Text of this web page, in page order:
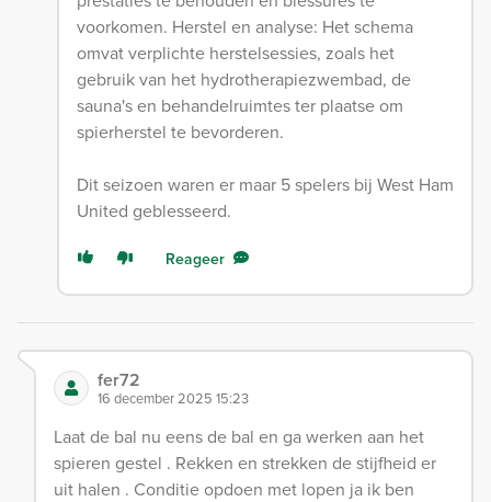
voorkomen. Herstel en analyse: Het schema
omvat verplichte herstelsessies, zoals het
gebruik van het hydrotherapiezwembad, de
sauna's en behandelruimtes ter plaatse om
spierherstel te bevorderen.
Dit seizoen waren er maar 5 spelers bij West Ham
United geblesseerd.
Reageer
fer72
16 december 2025 15:23
Laat de bal nu eens de bal en ga werken aan het
spieren gestel . Rekken en strekken de stijfheid er
uit halen . Conditie opdoen met lopen ja ik ben